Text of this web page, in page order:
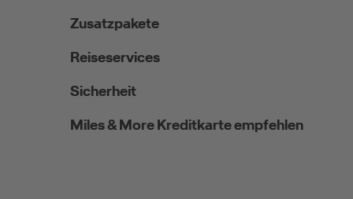
Zusatzpakete
Reiseservices
Sicherheit
Miles & More Kreditkarte empfehlen